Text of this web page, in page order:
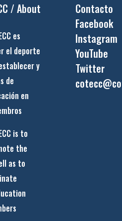
/ About
es
el deporte
y
de
en
is to
the
as to
Contacto
Facebook
Instagram
YouTube
Twitter